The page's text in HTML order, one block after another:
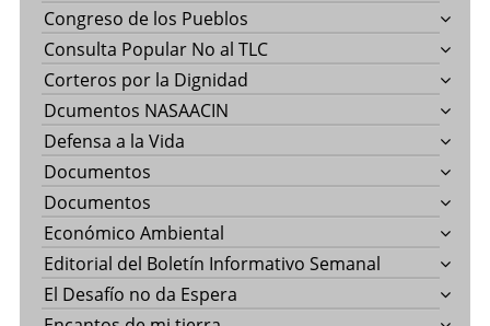
Congreso de los Pueblos
Consulta Popular No al TLC
Corteros por la Dignidad
Dcumentos NASAACIN
Defensa a la Vida
Documentos
Documentos
Económico Ambiental
Editorial del Boletín Informativo Semanal
El Desafío no da Espera